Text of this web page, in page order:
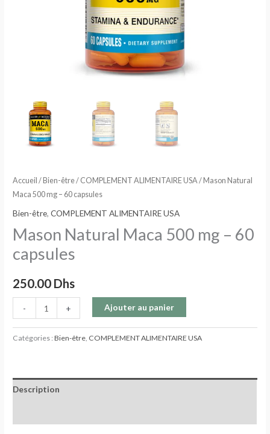
Accueil / Bien-être/ COMPLEMENT ALIMENTAIRE USA/ Mason Natural
Maca 500 mg – 60 capsules
Bien-être,COMPLEMENT ALIMENTAIRE USA
Mason Natural Maca 500 mg – 60
capsules
250.00 Dhs
- + Ajouter au panier
Catégories :Bien-être COMPLEMENT ALIMENTAIRE USA
Description